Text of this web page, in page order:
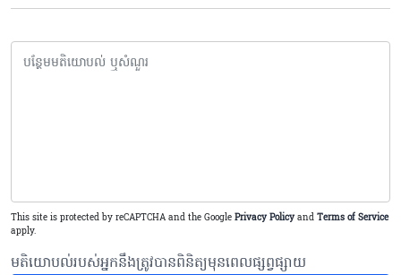
This site is protected by reCAPTCHA and the Google Privacy Policy and Terms of Service
apply.
មតិយោបល់របស់អ្នកនឹងត្រូវបានពិនិត្យមុនពេលផ្សព្វផ្សាយ